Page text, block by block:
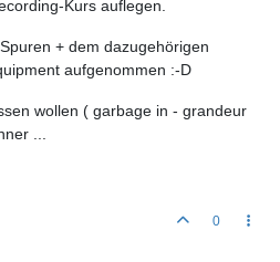
Kurs auflegen.
+ dem dazugehörigen
aufgenommen :-D
wollen ( garbage in - grandeur
...
0